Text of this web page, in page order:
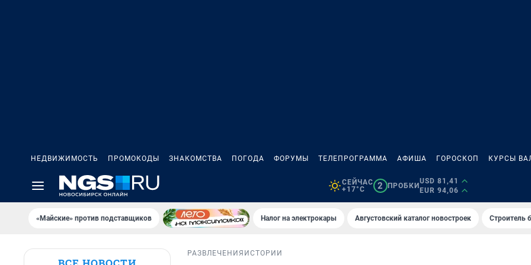
НЕДВИЖИМОСТЬ ПРОМОКОДЫ ЗНАКОМСТВА ПОГОДА ФОРУМЫ ТЕЛЕПРОГРАММА АФИША ГОРОСКОП КУРСЫ
СЕЙЧАС
+17°C
2 ПРОБКИ
USD 81,41
EUR 94,06
«Майские» против подставщиков Налог на электрокары Августовский каталог новостроек Строитель
РАЗВЛЕЧЕНИЯ ИСТОРИИ